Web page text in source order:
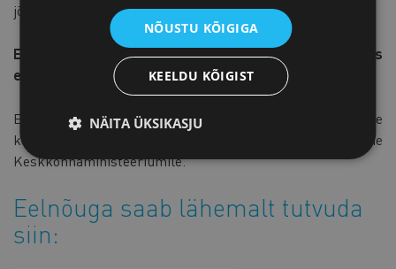
jõustumisega Eestis minna veel mitu aastat.
Ettevõtjate arvamused on oodatud hiljemalt 22.juuniks
e-posti aadressile
merike.koppel@[at]koda.ee
Ettevõtjatelt laekunud tagasiside põhjal koostame
kaubanduskoja seisukoha, mille edastame
Keskkonnaministeeriumile.
Eelnõuga saab lähemalt tutvuda
siin:
NÕUSTU KÕIGIGA
KEELDU KÕIGIST
NÄITA ÜKSIKASJU